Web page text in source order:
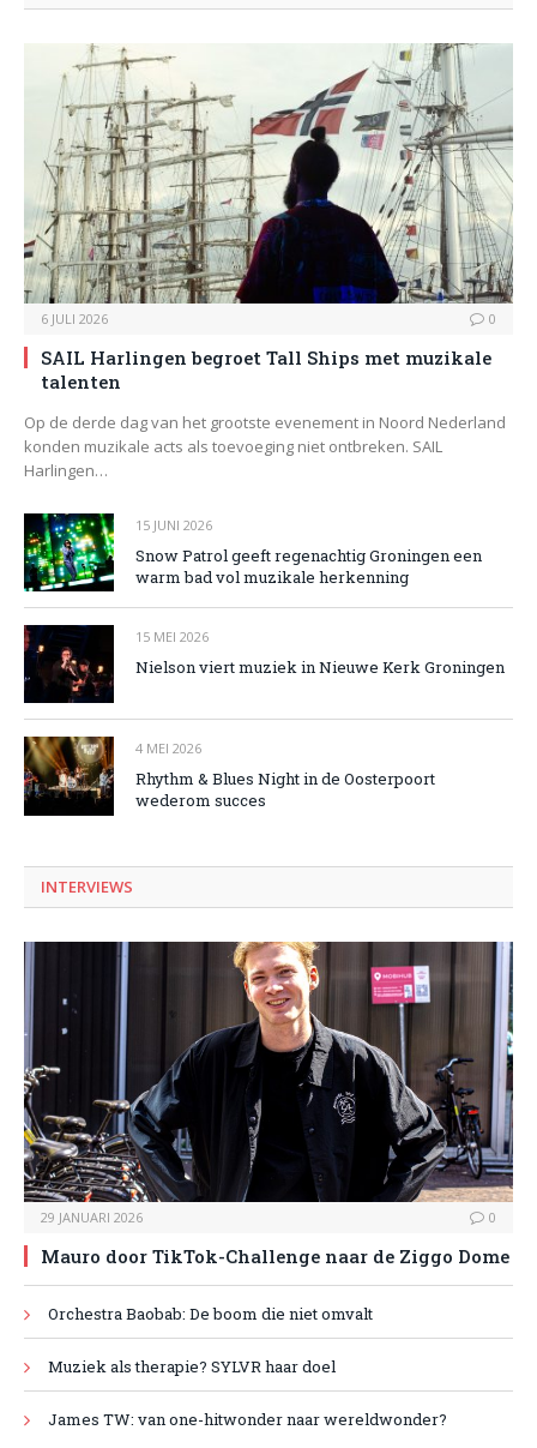
6 JULI 2026 0
SAIL Harlingen begroet Tall Ships met muzikale
talenten
Op de derde dag van het grootste evenement in Noord Nederland
konden muzikale acts als toevoeging niet ontbreken. SAIL
Harlingen…
15 JUNI 2026
Snow Patrol geeft regenachtig Groningen een
warm bad vol muzikale herkenning
15 MEI 2026
Nielson viert muziek in Nieuwe Kerk Groningen
4 MEI 2026
Rhythm & Blues Night in de Oosterpoort
wederom succes
INTERVIEWS
29 JANUARI 2026 0
Mauro door TikTok-Challenge naar de Ziggo Dome
Orchestra Baobab: De boom die niet omvalt
Muziek als therapie? SYLVR haar doel
James TW: van one-hitwonder naar wereldwonder?